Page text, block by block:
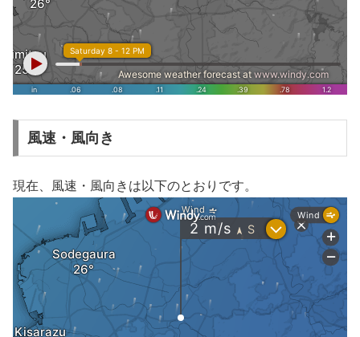
風速・風向き
現在、風速・風向きは以下のとおりです。